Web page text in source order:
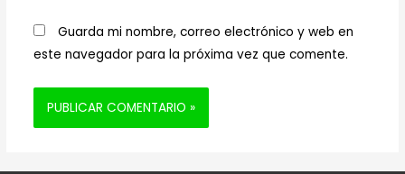
Guarda mi nombre, correo electrónico y web en
este navegador para la próxima vez que comente.